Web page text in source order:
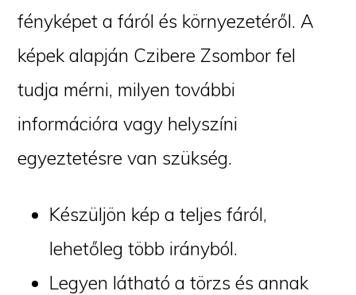
fényképet a fáról és környezetéről. A
képek alapján Czibere Zsombor fel
tudja mérni, milyen további
információra vagy helyszíni
egyeztetésre van szükség.
Készüljön kép a teljes fáról,
lehetőleg több irányból.
Legyen látható a törzs és annak